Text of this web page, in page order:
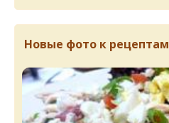
Новые фото к рецептам